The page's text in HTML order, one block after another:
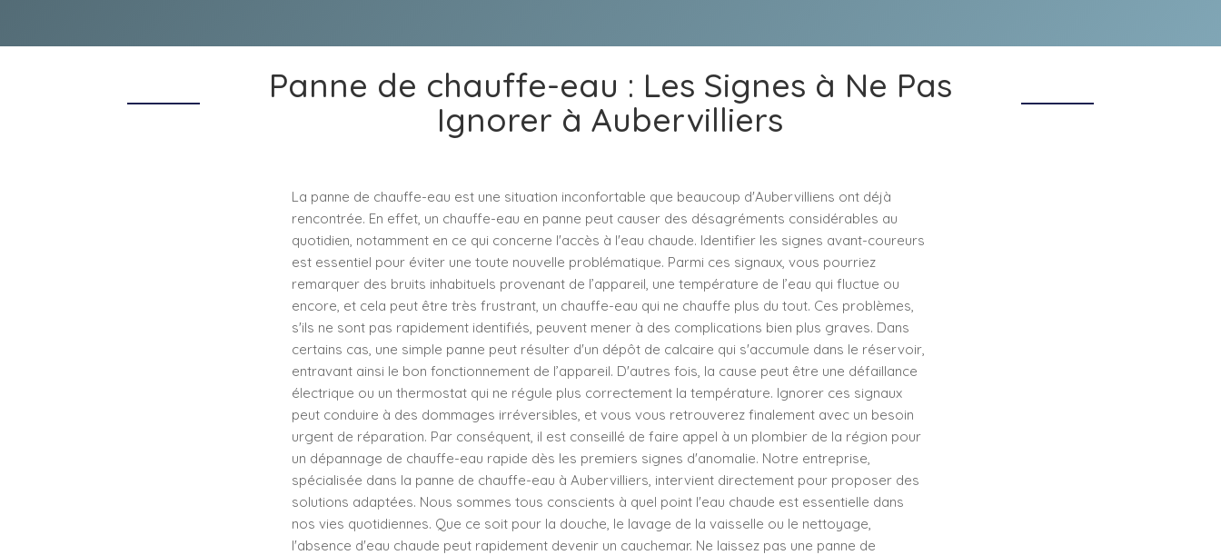
Panne de chauffe-eau : Les Signes à Ne Pas
Ignorer à Aubervilliers
La panne de chauffe-eau est une situation inconfortable que beaucoup d'Aubervilliens ont déjà
rencontrée. En effet, un chauffe-eau en panne peut causer des désagréments considérables au
quotidien, notamment en ce qui concerne l'accès à l'eau chaude. Identifier les signes avant-coureurs
est essentiel pour éviter une toute nouvelle problématique. Parmi ces signaux, vous pourriez
remarquer des bruits inhabituels provenant de l’appareil, une température de l’eau qui fluctue ou
encore, et cela peut être très frustrant, un chauffe-eau qui ne chauffe plus du tout. Ces problèmes,
s'ils ne sont pas rapidement identifiés, peuvent mener à des complications bien plus graves. Dans
certains cas, une simple panne peut résulter d'un dépôt de calcaire qui s'accumule dans le réservoir,
entravant ainsi le bon fonctionnement de l’appareil. D'autres fois, la cause peut être une défaillance
électrique ou un thermostat qui ne régule plus correctement la température. Ignorer ces signaux
peut conduire à des dommages irréversibles, et vous vous retrouverez finalement avec un besoin
urgent de réparation. Par conséquent, il est conseillé de faire appel à un plombier de la région pour
un dépannage de chauffe-eau rapide dès les premiers signes d'anomalie. Notre entreprise,
spécialisée dans la panne de chauffe-eau à Aubervilliers, intervient directement pour proposer des
solutions adaptées. Nous sommes tous conscients à quel point l'eau chaude est essentielle dans
nos vies quotidiennes. Que ce soit pour la douche, le lavage de la vaisselle ou le nettoyage,
l'absence d'eau chaude peut rapidement devenir un cauchemar. Ne laissez pas une panne de